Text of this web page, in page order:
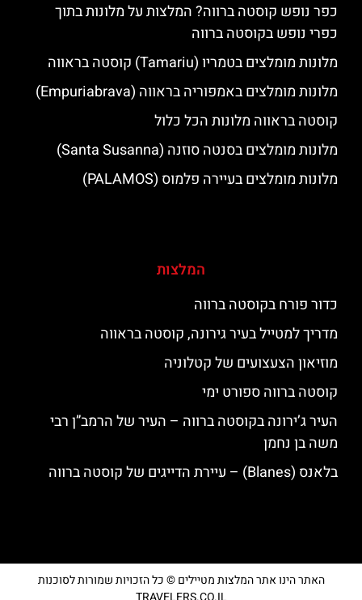
כפר נופש קוסטה ברווה? המלצות על מלונות בתוך
כפרי נופש בקוסטה ברווה
מלונות מומלצים בטמריו (Tamariu) קוסטה בראווה
מלונות מומלצים באמפוריה בראווה (Empuriabrava)
קוסטה בראווה מלונות הכל כלול
מלונות מומלצים בסנטה סוזנה (Santa Susanna)
מלונות מומלצים בעיירה פלמוס (PALAMOS)
המלצות
כדור פורח בקוסטה ברווה
מדריך למטייל בעיר גירונה, קוסטה בראווה
מוזיאון הצעצועים של קטלוניה
קוסטה ברווה ספורט ימי
העיר ג’ירונה בקוסטה ברווה – העיר של הרמב”ן רבי
משה בן נחמן
בלאנס (Blanes) – עיירת הדייגים של קוסטה ברווה
האתר הינו אתר המלצות מטיילים © כל הזכויות שמורות לסוכנות